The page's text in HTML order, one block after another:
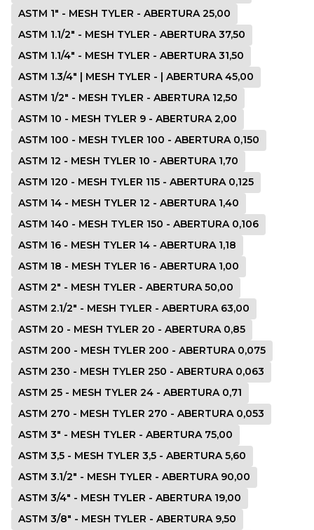
ASTM 1" - MESH TYLER - ABERTURA 25,00
ASTM 1.1/2" - MESH TYLER - ABERTURA 37,50
ASTM 1.1/4" - MESH TYLER - ABERTURA 31,50
ASTM 1.3/4" | MESH TYLER - | ABERTURA 45,00
ASTM 1/2" - MESH TYLER - ABERTURA 12,50
ASTM 10 - MESH TYLER 9 - ABERTURA 2,00
ASTM 100 - MESH TYLER 100 - ABERTURA 0,150
ASTM 12 - MESH TYLER 10 - ABERTURA 1,70
ASTM 120 - MESH TYLER 115 - ABERTURA 0,125
ASTM 14 - MESH TYLER 12 - ABERTURA 1,40
ASTM 140 - MESH TYLER 150 - ABERTURA 0,106
ASTM 16 - MESH TYLER 14 - ABERTURA 1,18
ASTM 18 - MESH TYLER 16 - ABERTURA 1,00
ASTM 2" - MESH TYLER - ABERTURA 50,00
ASTM 2.1/2" - MESH TYLER - ABERTURA 63,00
ASTM 20 - MESH TYLER 20 - ABERTURA 0,85
ASTM 200 - MESH TYLER 200 - ABERTURA 0,075
ASTM 230 - MESH TYLER 250 - ABERTURA 0,063
ASTM 25 - MESH TYLER 24 - ABERTURA 0,71
ASTM 270 - MESH TYLER 270 - ABERTURA 0,053
ASTM 3" - MESH TYLER - ABERTURA 75,00
ASTM 3,5 - MESH TYLER 3,5 - ABERTURA 5,60
ASTM 3.1/2" - MESH TYLER - ABERTURA 90,00
ASTM 3/4" - MESH TYLER - ABERTURA 19,00
ASTM 3/8" - MESH TYLER - ABERTURA 9,50